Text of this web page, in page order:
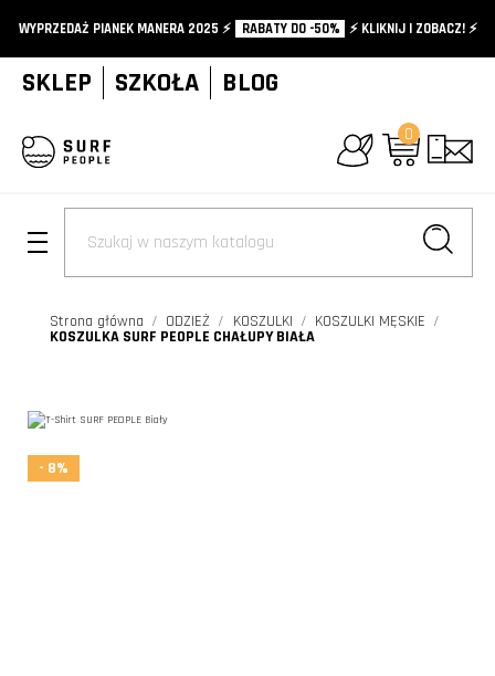
WYPRZEDAŻ PIANEK MANERA 2025 ⚡️ RABATY DO -50% ⚡️ KLIKNIJ I ZOBACZ! ⚡️
SKLEP SZKOŁA BLOG
0
+
Strona główna ODZIEŻ KOSZULKI KOSZULKI MĘSKIE
KOSZULKA SURF PEOPLE CHAŁUPY BIAŁA
- 8%